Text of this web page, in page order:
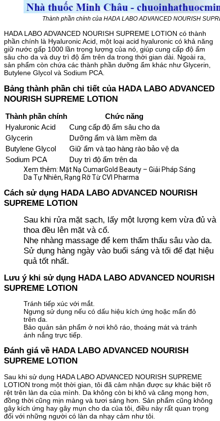
Thành phần chính của HADA LABO ADVANCED NOURISH
HADA LABO ADVANCED NOURISH SUPREME LOTION có thành
phần chính là Hyaluronic Acid, một loại acid hyaluronic có khả năng
giữ nước gấp 1000 lần trọng lượng của nó, giúp cung cấp độ ẩm
sâu cho da và duy trì độ ẩm trên da trong thời gian dài. Ngoài ra,
sản phẩm còn chứa các thành phần dưỡng ẩm khác như Glycerin,
Butylene Glycol và Sodium PCA.
Bảng thành phần chi tiết của HADA LABO ADVANCED
NOURISH SUPREME LOTION
Thành phần chính
Chức năng
Hyaluronic Acid
Cung cấp độ ẩm sâu cho da
Glycerin
Dưỡng ẩm và làm mềm da
Butylene Glycol
Giữ ẩm và tạo hàng rào bảo vệ da
Sodium PCA
Duy trì độ ẩm trên da
Xem thêm: Mặt Nạ CumarGold Beauty – Giải Pháp Sáng
Da Tự Nhiên, Rạng Rỡ Từ CVI Pharma
Cách sử dụng HADA LABO ADVANCED NOURISH
SUPREME LOTION
Sau khi rửa mặt sạch, lấy một lượng kem vừa đủ và
thoa đều lên mặt và cổ.
Nhẹ nhàng massage để kem thẩm thấu sâu vào da.
Sử dụng hàng ngày vào buổi sáng và tối để đạt hiệu
quả tốt nhất.
Lưu ý khi sử dụng HADA LABO ADVANCED NOURISH
SUPREME LOTION
Tránh tiếp xúc với mắt.
Ngưng sử dụng nếu có dấu hiệu kích ứng hoặc mẩn đỏ
trên da.
Bảo quản sản phẩm ở nơi khô ráo, thoáng mát và tránh
ánh nắng trực tiếp.
Đánh giá về HADA LABO ADVANCED NOURISH
SUPREME LOTION
Sau khi sử dụng HADA LABO ADVANCED NOURISH SUPREME
LOTION trong một thời gian, tôi đã cảm nhận được sự khác biệt rõ
rệt trên làn da của mình. Da không còn bị khô và căng mọng hơn,
đồng thời cũng mịn màng và tươi sáng hơn. Sản phẩm cũng không
gây kích ứng hay gây mụn cho da của tôi, điều này rất quan trọng
đối với những người có làn da nhạy cảm như tôi.